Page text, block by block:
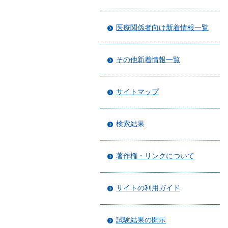
医療関係者向け新着情報一覧
その他新着情報一覧
サイトマップ
検索結果
著作権・リンクについて
サイトの利用ガイド
試験結果の開示